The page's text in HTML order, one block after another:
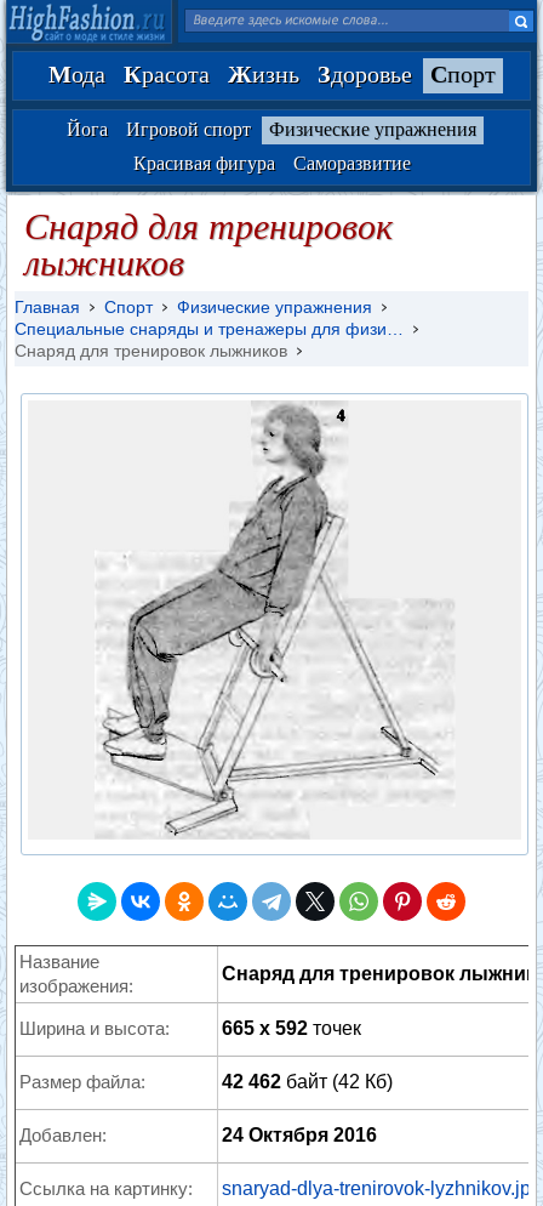
Мода Красота Жизнь Здоровье Спорт
Йога Игровой спорт
Физические упражнения
Красивая фигура
Саморазвитие
Снаряд для тренировок
лыжников
Главная Спорт
Физические упражнения
Специальные снаряды и тренажеры для физи…
Снаряд для тренировок лыжников
Название
изображения:
Снаряд для тренировок
Ширина и высота: 665 x 592 точек
Размер файла: 42 462 байт (42 Кб)
Добавлен: 24 Октября 2016
Ссылка на картинку: snaryad-dlya-trenirovok-lyzhnikov.jpg